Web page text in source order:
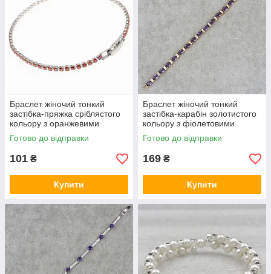
Браслет жіночий тонкий
застібка-пряжка сріблястого
кольору з оранжевими
кристалами розмір 18 см
Готово до відправки
101 ₴
Купити
Браслет жіночий тонкий
застібка-карабін золотистого
кольору з фіолетовими
сапфірами розмір 18 см
Готово до відправки
169 ₴
Купити